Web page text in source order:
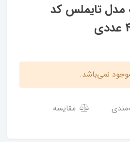
مدل تایملس کد
نمی‌باشد.
مقایسه